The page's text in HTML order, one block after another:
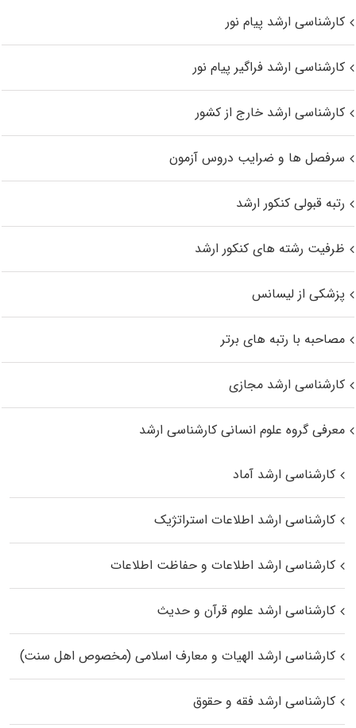
کارشناسی ارشد پیام نور
کارشناسی ارشد فراگیر پیام نور
کارشناسی ارشد خارج از کشور
سرفصل ها و ضرایب دروس آزمون
رتبه قبولی کنکور ارشد
ظرفیت رشته های کنکور ارشد
پزشکی از لیسانس
مصاحبه با رتبه های برتر
کارشناسی ارشد مجازی
معرفی گروه علوم انسانی کارشناسی ارشد
کارشناسی ارشد آماد
کارشناسی ارشد اطلاعات استراتژیک
کارشناسی ارشد اطلاعات و حفاظت اطلاعات
کارشناسی ارشد علوم قرآن و حدیث
کارشناسی ارشد الهیات و معارف اسلامی (مخصوص اهل سنت)
کارشناسی ارشد فقه و حقوق